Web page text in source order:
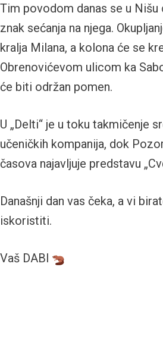
Tim povodom danas se u Nišu
znak sećanja na njega.
kralja Milana, a kolona će se
Obrenovićevom ulicom ka
će biti održan pomen.
U „Delti“ je u toku takmičenje
učeničkih kompanija, dok
časova najavljuje predstavu
Današnji dan vas čeka, a vi
iskoristiti.
Vaš DABI